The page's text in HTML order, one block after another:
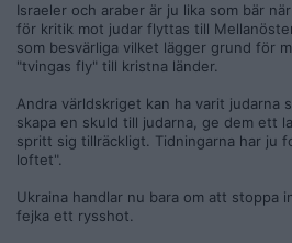
Israeler och araber är ju lika som bär
för kritik mot judar flyttas till
som besvärliga vilket lägger grund för
"tvingas fly" till kristna länder.
Andra världskriget kan ha varit judarna
skapa en skuld till judarna, ge dem ett
spritt sig tillräckligt. Tidningarna har ju
loftet".
Ukraina handlar nu bara om att stoppa
fejka ett rysshot.